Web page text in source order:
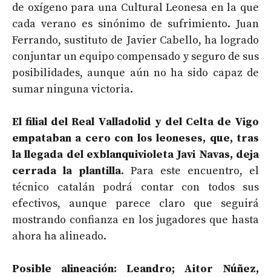
de oxígeno para una Cultural Leonesa en la que
cada verano es sinónimo de sufrimiento. Juan
Ferrando, sustituto de Javier Cabello, ha logrado
conjuntar un equipo compensado y seguro de sus
posibilidades, aunque aún no ha sido capaz de
sumar ninguna victoria.
El filial del Real Valladolid y del Celta de Vigo
empataban a cero con los leoneses, que, tras
la llegada del exblanquivioleta Javi Navas, deja
cerrada la plantilla. Para este encuentro, el
técnico catalán podrá contar con todos sus
efectivos, aunque parece claro que seguirá
mostrando confianza en los jugadores que hasta
ahora ha alineado.
Posible alineación: Leandro; Aitor Núñez,